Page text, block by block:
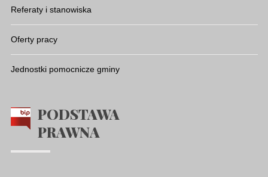
Referaty i stanowiska
Oferty pracy
Jednostki pomocnicze gminy
PODSTAWA
PRAWNA